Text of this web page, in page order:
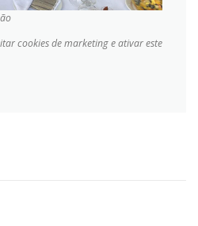
cookies de marketing e ativar este